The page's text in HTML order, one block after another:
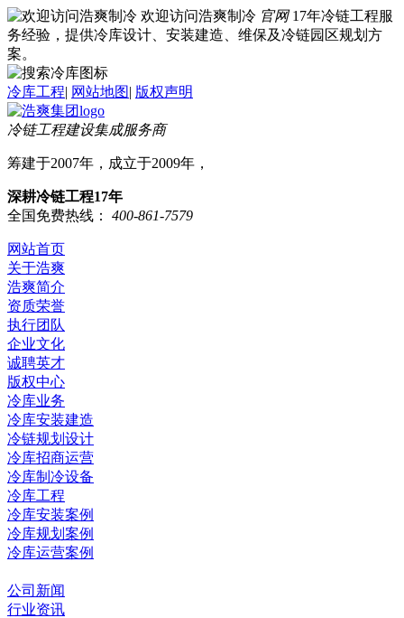
欢迎访问浩爽制冷 官网 17年冷链工程服
务经验，提供冷库设计、安装建造、维保及冷链园区规划方
案。
冷库工程| 网站地图| 版权声明
冷链工程建设集成服务商
筹建于2007年，成立于2009年，
深耕冷链工程17年
全国免费热线：
400-861-7579
网站首页
关于浩爽
浩爽简介
资质荣誉
执行团队
企业文化
诚聘英才
版权中心
冷库业务
冷库安装建造
冷链规划设计
冷库招商运营
冷库制冷设备
冷库工程
冷库安装案例
冷库规划案例
冷库运营案例
公司新闻
行业资讯